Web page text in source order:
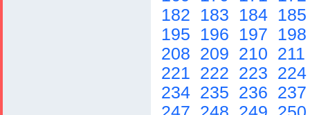
182
183 184
195
196 197
208 209 210 211
221 222 223
234 235 236